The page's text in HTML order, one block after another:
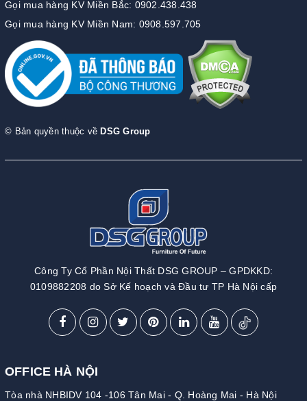
Gọi mua hàng KV Miền Bắc: 0902.438.438
Gọi mua hàng KV Miền Nam: 0908.597.705
© Bản quyền thuộc về DSG Group
Công Ty Cổ Phần Nội Thất DSG GROUP – GPDKKD:
0109882208 do Sở Kế hoạch và Đầu tư TP Hà Nội cấp
OFFICE HÀ NỘI
Tòa nhà NHBIDV 104 -106 Tân Mai - Q. Hoàng Mai - Hà Nội